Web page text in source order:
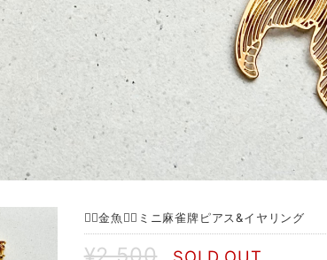
❁⃘金魚❁⃘ミニ麻雀牌ピアス&イヤリング
SOLD OUT